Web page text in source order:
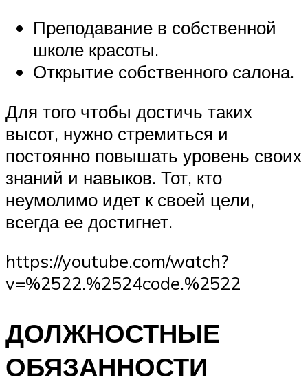
Преподавание в собственной
школе красоты.
Открытие собственного салона.
Для того чтобы достичь таких
высот, нужно стремиться и
постоянно повышать уровень своих
знаний и навыков. Тот, кто
неумолимо идет к своей цели,
всегда ее достигнет.
https://youtube.com/watch?
v=%2522.%2524code.%2522
ДОЛЖНОСТНЫЕ
ОБЯЗАННОСТИ